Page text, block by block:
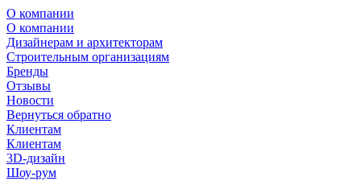
О компании
О компании
Дизайнерам и архитекторам
Строительным организациям
Бренды
Отзывы
Новости
Вернуться обратно
Клиентам
Клиентам
3D-дизайн
Шоу-рум